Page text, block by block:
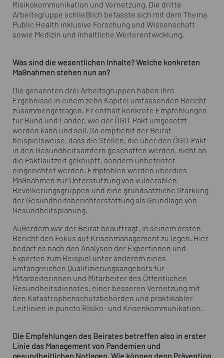
Risikokommunikation und Vernetzung. Die dritte
Arbeitsgruppe schließlich befasste sich mit dem Thema
Public Health inklusive Forschung und Wissenschaft
sowie Medizin und inhaltliche Weiterentwicklung.
Was sind die wesentlichen Inhalte? Welche konkreten
Maßnahmen stehen nun an?
Die genannten drei Arbeitsgruppen haben ihre
Ergebnisse in einem zehn Kapitel umfassenden Bericht
zusammengetragen. Er enthält konkrete Empfehlungen
für Bund und Länder, wie der ÖGD-Pakt umgesetzt
werden kann und soll. So empfiehlt der Beirat
beispielsweise, dass die Stellen, die über den ÖGD-Pakt
in den Gesundheitsämtern geschaffen werden, nicht an
die Paktlaufzeit geknüpft, sondern unbefristet
eingerichtet werden. Empfohlen werden überdies
Maßnahmen zur Unterstützung von vulnerablen
Bevölkerungsgruppen und eine grundsätzliche Stärkung
der Gesundheitsberichterstattung als Grundlage von
Gesundheitsplanung.
Außerdem war der Beirat beauftragt, in seinem ersten
Bericht den Fokus auf Krisenmanagement zu legen. Hier
bedarf es nach den Analysen der Expertinnen und
Experten zum Beispiel unter anderem eines
umfangreichen Qualifizierungsangebots für
Mitarbeiterinnen und Mitarbeiter des Öffentlichen
Gesundheitsdienstes, einer besseren Vernetzung mit
den Katastrophenschutzbehörden und praktikabler
Leitlinien in puncto Risiko- und Krisenkommunikation.
Die Empfehlungen des Beirates betreffen also in erster
Linie das Management von Pandemien und